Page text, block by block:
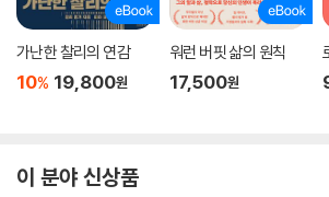
가난한 찰리의 연감
10% 19,800원
워런 버핏 삶의 원칙
17,500원
이 분야 신상품